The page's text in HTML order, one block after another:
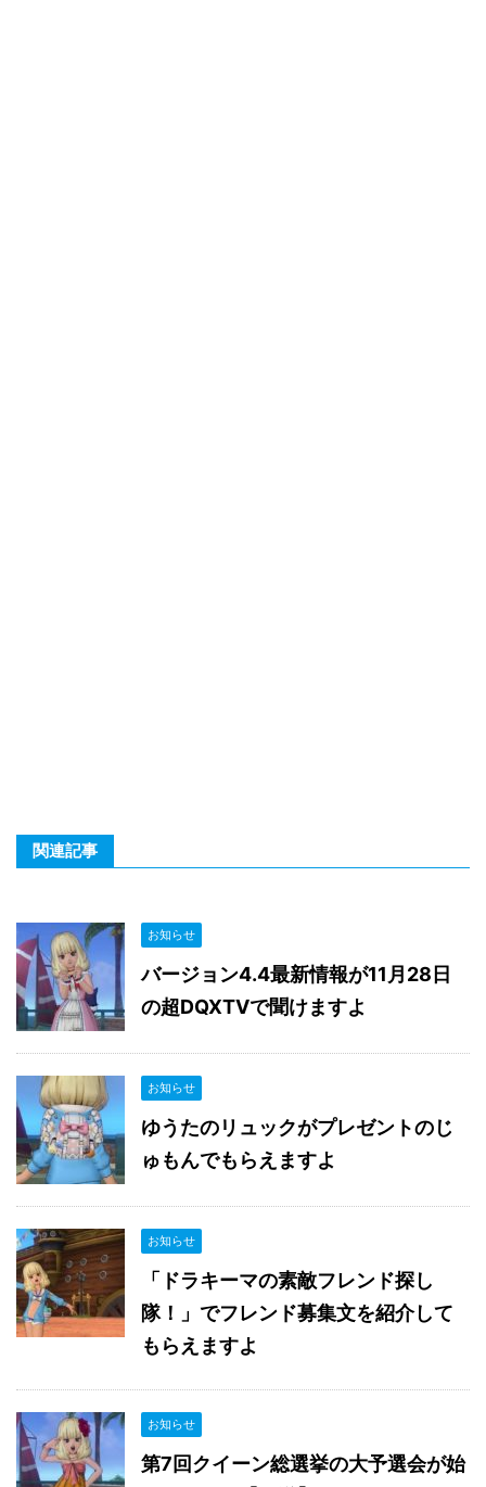
関連記事
お知らせ
バージョン4.4最新情報が11月28日
の超DQXTVで聞けますよ
お知らせ
ゆうたのリュックがプレゼントのじ
ゅもんでもらえますよ
お知らせ
「ドラキーマの素敵フレンド探し
隊！」でフレンド募集文を紹介して
もらえますよ
お知らせ
第7回クイーン総選挙の大予選会が始